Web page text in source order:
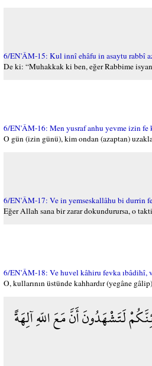
6/EN'ÂM-15: Kul innî ehâfu in asaytu rabbî
De ki: “Muhakkak ki ben, eğer Rabbime
6/EN'ÂM-16: Men yusraf anhu yevme izin
O gün (izin günü), kim ondan (azaptan)
6/EN'ÂM-17: Ve in yemseskallâhu bi durrin
Eğer Allah sana bir zarar dokundurursa, o
6/EN'ÂM-18: Ve huvel kâhiru fevka ıbâdihî,
O, kullarının üstünde kahhardır (yegâne
لَتَشْهَدُونَ أَنَّ مَعَ اللّهِ آلِهَةً